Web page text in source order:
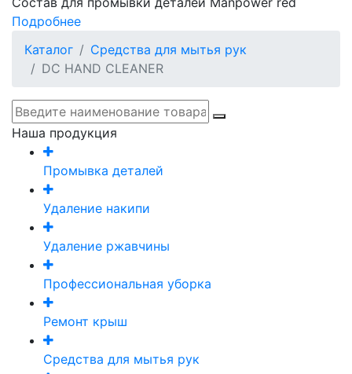
Подробнее
Каталог
Средства для мытья рук
DC HAND CLEANER
Наша продукция
Промывка деталей
Удаление накипи
Удаление ржавчины
Профессиональная уборка
Ремонт крыш
Средства для мытья рук